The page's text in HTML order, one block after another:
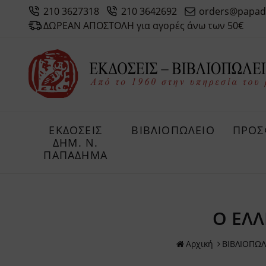
210 3627318 210 3642692
ΔΩΡΕΑΝ ΑΠΟΣΤΟΛΗ για αγορές άνω των 50€
ΕΚΔΟΣΕΙΣ
ΔHM. Ν.
ΠΑΠΑΔΗΜΑ
ΒΙΒΛΙΟΠΩΛΕΙΟ
Ο
Αρχική